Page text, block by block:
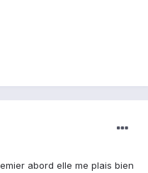
abord elle me plais bien